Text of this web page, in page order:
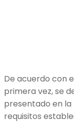
De acuerdo con
primera vez, se
presentado en
requisitos